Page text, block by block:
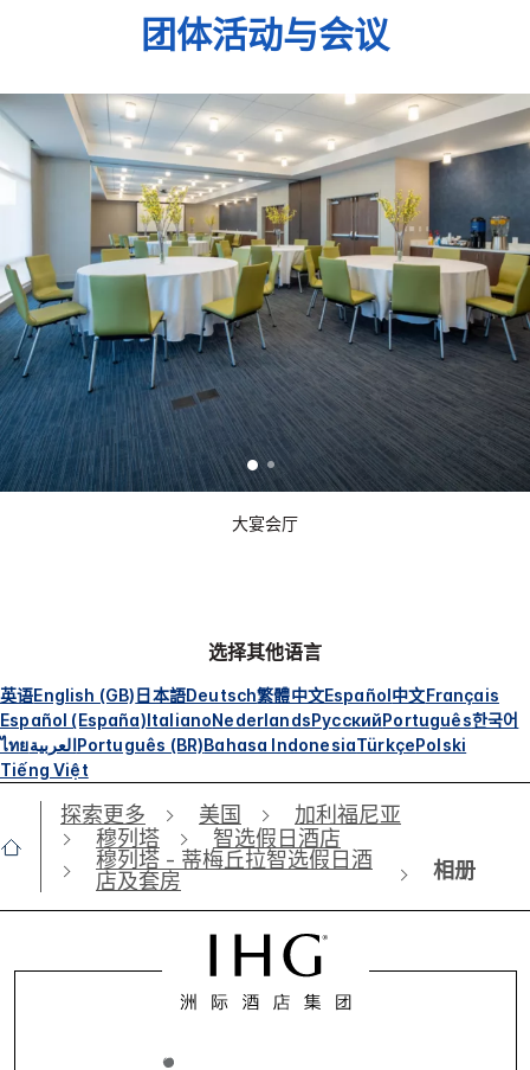
团体活动与会议
大宴会厅
选择其他语言
英语English (GB)日本語Deutsch繁體中文Español中文Français
Español (España)ItalianoNederlandsРусскийPortuguês한국어
ไทยالعربيةPortuguês (BR)Bahasa IndonesiaTürkçePolski
Tiếng Việt
探索更多 美国
加利福尼亚
穆列塔
智选假日酒店
穆列塔 - 蒂梅丘拉智选假日酒
店及套房
相册